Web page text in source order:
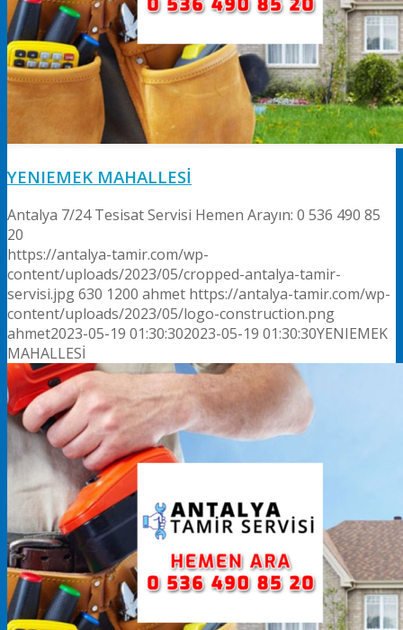
YENIEMEK MAHALLESİ
Antalya 7/24 Tesisat Servisi Hemen Arayın: 0 536 490 85
20
https://antalya-tamir.com/wp-
content/uploads/2023/05/cropped-antalya-tamir-
servisi.jpg630 1200 ahmet https://antalya-tamir.com/wp-
content/uploads/2023/05/logo-construction.png
ahmet2023-05-19 01:30:302023-05-19 01:30:30YENIEMEK
MAHALLESİ